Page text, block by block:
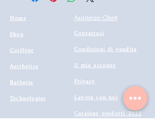
Home
Shop
Coiffeur
Aesthetics
Barberia
Technologies
Assistenza Clienti
Contattaci
Condizioni di vendita
il mio account
Privacy
Lavora con noi
Catalogo prodotti 2022